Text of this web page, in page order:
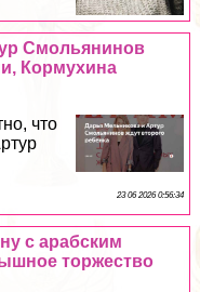
Смольянинов
Кормухина
что
23 06 2026 0:56:34
с арабским
торжество